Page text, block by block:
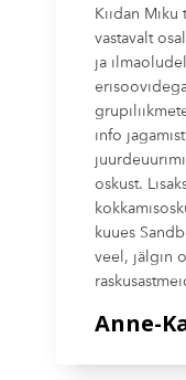
Kiidan Miku
vastavalt
ja
info
oskust.
kuues
veel, jälgin
Anne-